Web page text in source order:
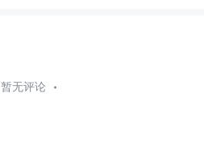
暂无评论